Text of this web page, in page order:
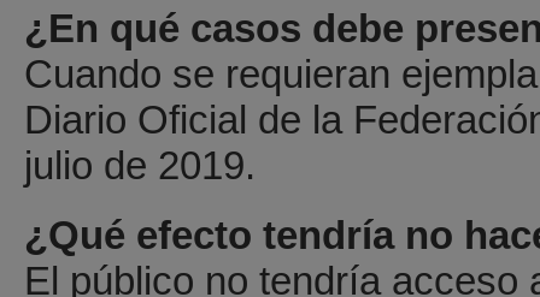
¿En qué casos debe
Cuando se requieran
Diario Oficial de la
julio de 2019.
¿Qué efecto tendría no
El público no tendría acceso